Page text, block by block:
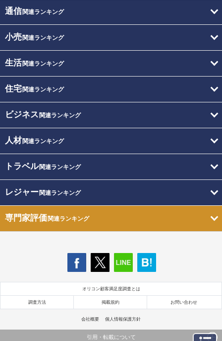
通信関連ランキング
小売関連ランキング
生活関連ランキング
住宅関連ランキング
ビジネス 関連ランキング
人材関連ランキング
トラベル関連ランキング
レジャー関連ランキング
専門家評価関連ランキング
オリコン顧客満足度調査とは
調査方法 掲載規約 お問い合わせ
会社概要 個人情報保護方針
引用・転載について